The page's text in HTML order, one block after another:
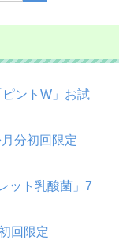
ントW」お試
分初回限定
ット乳酸菌」7
回限定